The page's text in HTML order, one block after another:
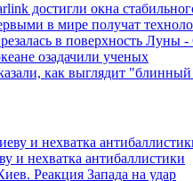
достигли окна
в мире получат
в поверхность
озадачили ученых
как выглядит
и нехватка антибаллистики